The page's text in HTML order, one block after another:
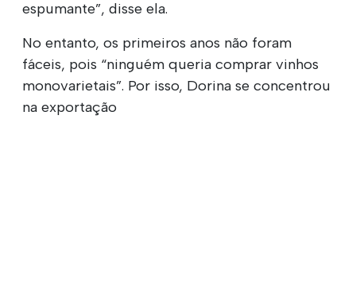
espumante”, disse ela.
No entanto, os primeiros anos não foram
fáceis, pois “ninguém queria comprar vinhos
monovarietais”. Por isso, Dorina se concentrou
na exportação